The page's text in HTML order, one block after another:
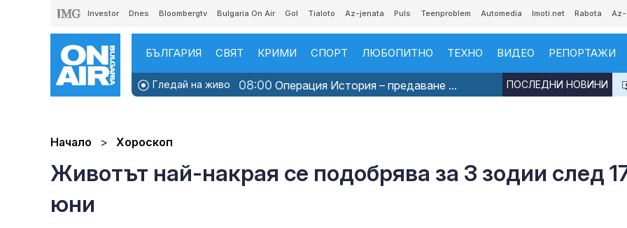
Investor Dnes Bloombergtv Bulgaria On Air Gol Tialoto Az-jenata Puls Teenproblem Automedia Imoti.net Rabota
БЪЛГАРИЯ СВЯТ КРИМИ СПОРТ ЛЮБОПИТНО ТЕХНО ВИДЕО РЕПОРТАЖИ
Гледай на живо 08:00 Операция История – предаване ... ПОСЛЕДНИ НОВИНИ
Начало Хороскоп
Животът най-накрая се подобрява за 3 зодии след
юни